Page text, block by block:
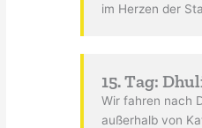
im Herzen der
15. Tag:
Wir fahren nach
außerhalb von